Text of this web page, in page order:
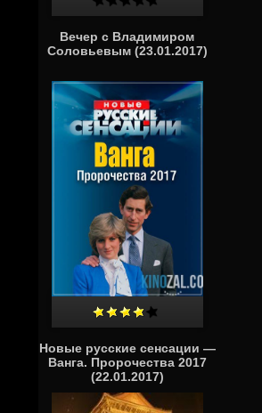
Вечер с Владимиром
Соловьевым (23.01.2017)
Новые русские сенсации —
Ванга. Пророчества 2017
(22.01.2017)